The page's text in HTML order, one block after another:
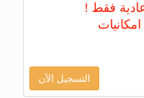
فقط !
التسجيل الآن